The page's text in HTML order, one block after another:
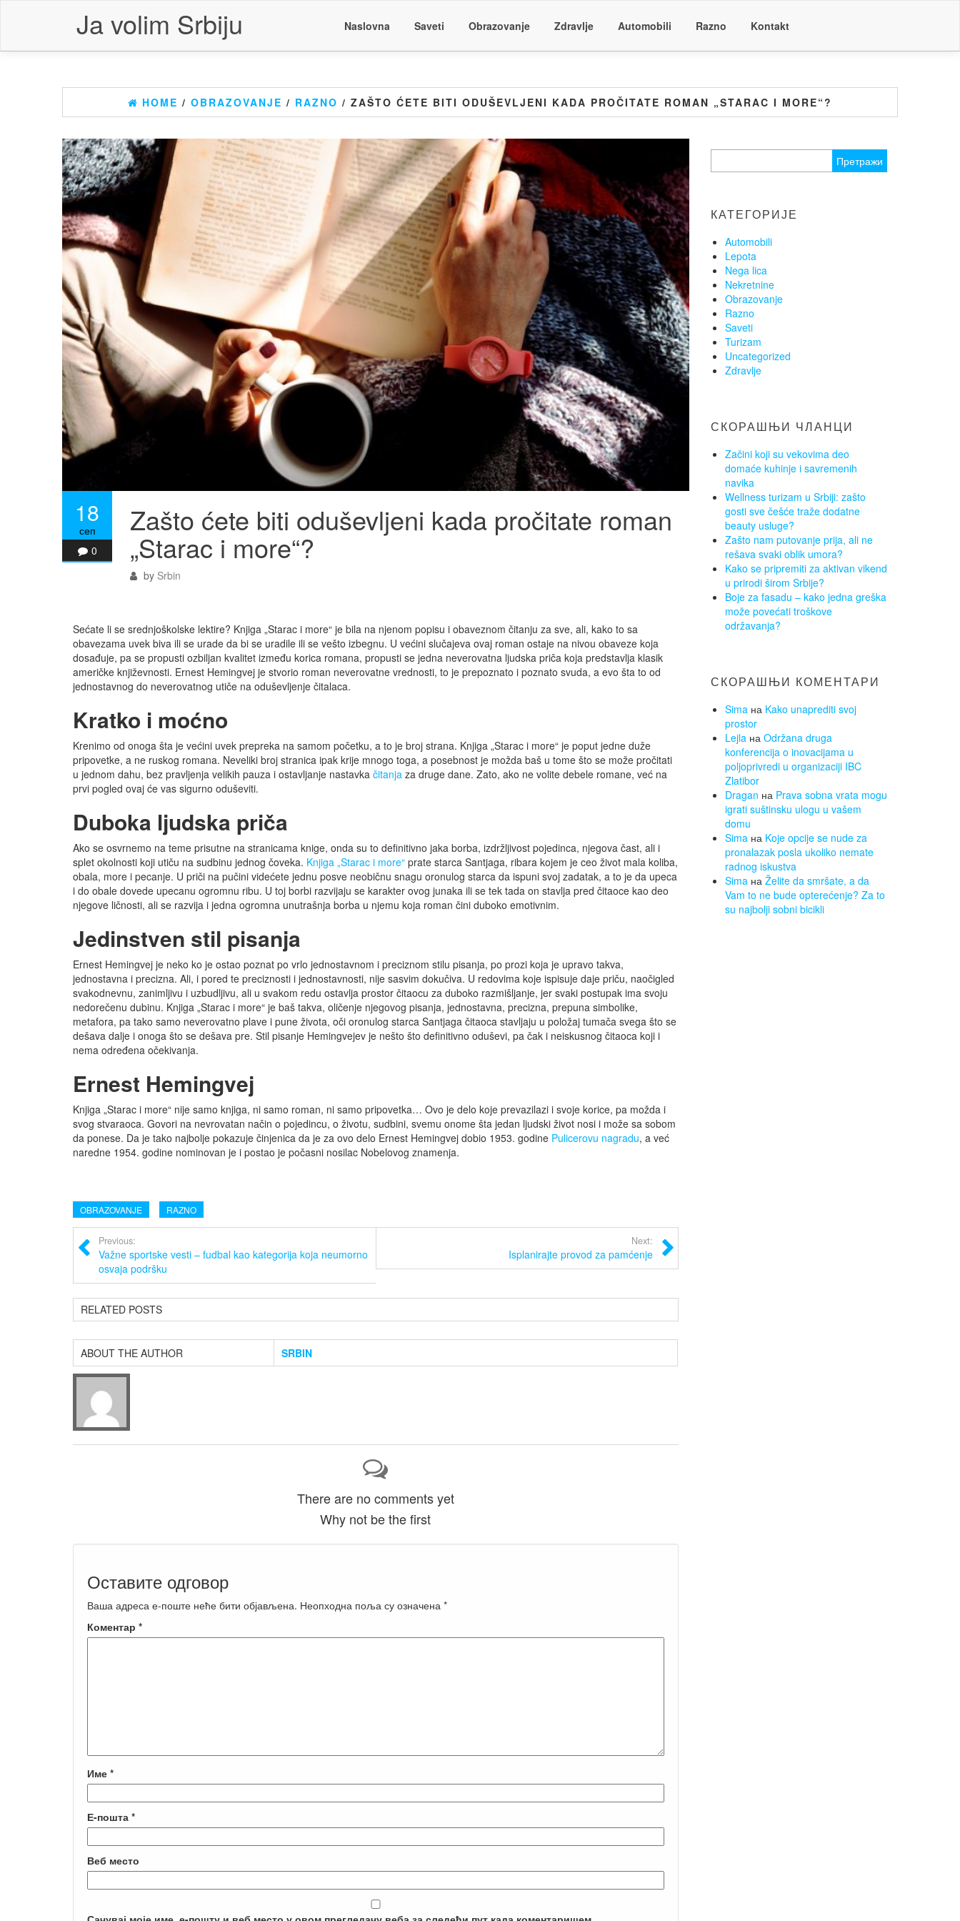
content
Ja volim Srbiju Naslovna Saveti Obrazovanje Zdravlje Automobili Razno Kontakt
HOME / OBRAZOVANJE / RAZNO / ZAŠTO ĆETE BITI ODUŠEVLJENI KADA PROČITATE ROMAN „STARAC I MORE“?
18
сеп
0
Zašto ćete biti oduševljeni kada pročitate roman
„Starac i more“?
by Srbin
Sećate li se srednjoškolske lektire? Knjiga „Starac i more“ je bila na njenom popisu i obaveznom čitanju za sve, ali, kako to sa
obavezama uvek biva ili se urade da bi se uradile ili se vešto izbegnu. U većini slučajeva ovaj roman ostaje na nivou obaveze koja
dosađuje, pa se propusti ozbiljan kvalitet između korica romana, propusti se jedna neverovatna ljudska priča koja predstavlja klasik
američke književnosti. Ernest Hemingvej je stvorio roman neverovatne vrednosti, to je prepoznato i poznato svuda, a evo šta to od
jednostavnog do neverovatnog utiče na oduševljenje čitalaca.
Kratko i moćno
Krenimo od onoga šta je većini uvek prepreka na samom početku, a to je broj strana. Knjiga „Starac i more“ je poput jedne duže
pripovetke, a ne ruskog romana. Neveliki broj stranica ipak krije mnogo toga, a posebnost je možda baš u tome što se može pročitati
u jednom dahu, bez pravljenja velikih pauza i ostavljanje nastavka čitanja za druge dane. Zato, ako ne volite debele romane, već na
prvi pogled ovaj će vas sigurno oduševiti.
Duboka ljudska priča
Ako se osvrnemo na teme prisutne na stranicama knige, onda su to definitivno jaka borba, izdržljivost pojedinca, njegova čast, ali i
splet okolnosti koji utiču na sudbinu jednog čoveka. Knjiga „Starac i more“ prate starca Santjaga, ribara kojem je ceo život mala koliba,
obala, more i pecanje. U priči na pučini videćete jednu posve neobičnu snagu oronulog starca da ispuni svoj zadatak, a to je da upeca
i do obale dovede upecanu ogromnu ribu. U toj borbi razvijaju se karakter ovog junaka ili se tek tada on stavlja pred čitaoce kao deo
njegove ličnosti, ali se razvija i jedna ogromna unutrašnja borba u njemu koja roman čini duboko emotivnim.
Jedinstven stil pisanja
Ernest Hemingvej je neko ko je ostao poznat po vrlo jednostavnom i preciznom stilu pisanja, po prozi koja je upravo takva,
jednostavna i precizna. Ali, i pored te preciznosti i jednostavnosti, nije sasvim dokučiva. U redovima koje ispisuje daje priču, naočigled
svakodnevnu, zanimljivu i uzbudljivu, ali u svakom redu ostavlja prostor čitaocu za duboko razmišljanje, jer svaki postupak ima svoju
nedorečenu dubinu. Knjiga „Starac i more“ je baš takva, oličenje njegovog pisanja, jednostavna, precizna, prepuna simbolike,
metafora, pa tako samo neverovatno plave i pune života, oči oronulog starca Santjaga čitaoca stavljaju u položaj tumača svega što se
dešava dalje i onoga što se dešava pre. Stil pisanje Hemingvejev je nešto što definitivno oduševi, pa čak i neiskusnog čitaoca koji i
nema određena očekivanja.
Ernest Hemingvej
Knjiga „Starac i more“ nije samo knjiga, ni samo roman, ni samo pripovetka… Ovo je delo koje prevazilazi i svoje korice, pa možda i
svog stvaraoca. Govori na nevrovatan način o pojedincu, o životu, sudbini, svemu onome šta jedan ljudski život nosi i može sa sobom
da ponese. Da je tako najbolje pokazuje činjenica da je za ovo delo Ernest Hemingvej dobio 1953. godine Pulicerovu nagradu, a već
naredne 1954. godine nominovan je i postao je počasni nosilac Nobelovog znamenja.
OBRAZOVANJE RAZNO
Previous:
Važne sportske vesti – fudbal kao kategorija koja neumorno
osvaja podršku
Next:
Isplanirajte provod za pamćenje
RELATED POSTS
ABOUT THE AUTHOR SRBIN
There are no comments yet
Why not be the first
Оставите одговор
Ваша адреса е-поште неће бити објављена. Неопходна поља су означена *
Коментар *
Име *
Е-пошта *
Веб место
за:
КАТЕГОРИЈЕ
Automobili
Lepota
Nega lica
Nekretnine
Obrazovanje
Razno
Saveti
Turizam
Uncategorized
Zdravlje
СКОРАШЊИ ЧЛАНЦИ
Začini koji su vekovima deo
domaće kuhinje i savremenih
navika
Wellness turizam u Srbiji: zašto
gosti sve češće traže dodatne
beauty usluge?
Zašto nam putovanje prija, ali ne
rešava svaki oblik umora?
Kako se pripremiti za aktivan vikend
u prirodi širom Srbije?
Boje za fasadu – kako jedna greška
može povećati troškove
održavanja?
СКОРАШЊИ КОМЕНТАРИ
Simaна Kako unaprediti svoj
prostor
Lejlaна Održana druga
konferencija o inovacijama u
poljoprivredi u organizaciji IBC
Zlatibor
Dragan на Prava sobna vrata mogu
igrati suštinsku ulogu u vašem
domu
Simaна Koje opcije se nude za
pronalazak posla ukoliko nemate
radnog iskustva
Simaна Želite da smršate, a da
Vam to ne bude opterećenje? Za to
su najbolji sobni bicikli